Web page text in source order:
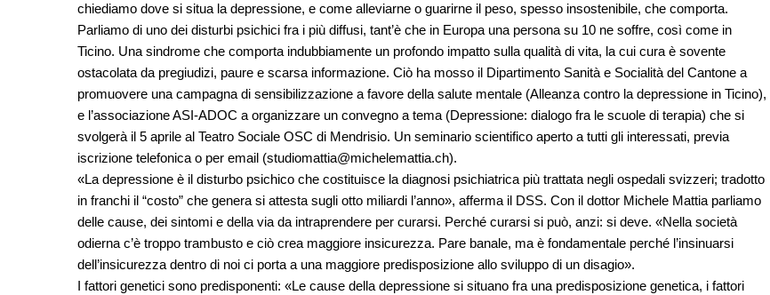
chiediamo dove si situa la depressione, e come alleviarne o guarirne il peso, spesso insostenibile, che comporta.
Parliamo di uno dei disturbi psichici fra i più diffusi, tant’è che in Europa una persona su 10 ne soffre, così come in
Ticino. Una sindrome che comporta indubbiamente un profondo impatto sulla qualità di vita, la cui cura è sovente
ostacolata da pregiudizi, paure e scarsa informazione. Ciò ha mosso il Dipartimento Sanità e Socialità del Cantone a
promuovere una campagna di sensibilizzazione a favore della salute mentale (Alleanza contro la depressione in Ticino),
e l’associazione ASI-ADOC a organizzare un convegno a tema (Depressione: dialogo fra le scuole di terapia) che si
svolgerà il 5 aprile al Teatro Sociale OSC di Mendrisio. Un seminario scientifico aperto a tutti gli interessati, previa
iscrizione telefonica o per email (studiomattia@michelemattia.ch).
«La depressione è il disturbo psichico che costituisce la diagnosi psichiatrica più trattata negli ospedali svizzeri; tradotto
in franchi il “costo” che genera si attesta sugli otto miliardi l’anno», afferma il DSS. Con il dottor Michele Mattia parliamo
delle cause, dei sintomi e della via da intraprendere per curarsi. Perché curarsi si può, anzi: si deve. «Nella società
odierna c’è troppo trambusto e ciò crea maggiore insicurezza. Pare banale, ma è fondamentale perché l’insinuarsi
dell’insicurezza dentro di noi ci porta a una maggiore predisposizione allo sviluppo di un disagio».
I fattori genetici sono predisponenti: «Le cause della depressione si situano fra una predisposizione genetica, i fattori